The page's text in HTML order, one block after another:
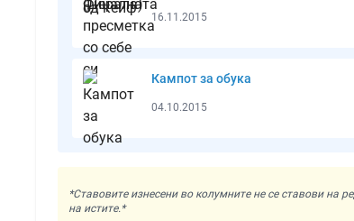
16.11.2015
Кампот за обука
04.10.2015
*Ставовите изнесени во колумните не се ставови на
на истите.*